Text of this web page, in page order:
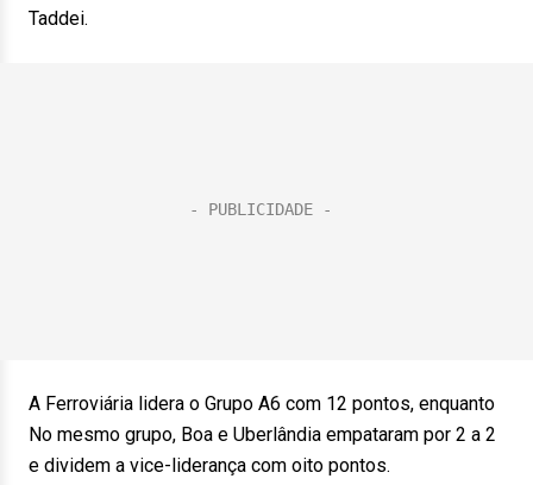
Taddei.
A Ferroviária lidera o Grupo A6 com 12 pontos, enquanto
No mesmo grupo, Boa e Uberlândia empataram por 2 a 2
e dividem a vice-liderança com oito pontos.